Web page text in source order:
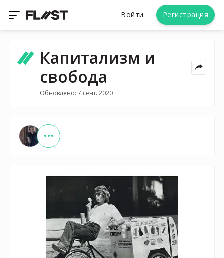
Войти Регистрация
Капитализм и
свобода
Обновлено: 7 сент. 2020